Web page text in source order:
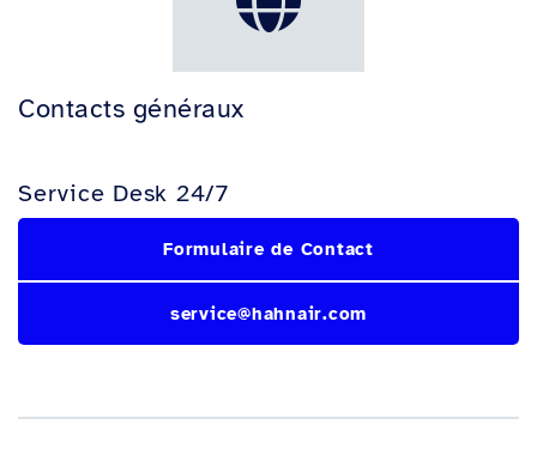
Contacts généraux
Service Desk 24/7
Formulaire de Contact
service@hahnair.com